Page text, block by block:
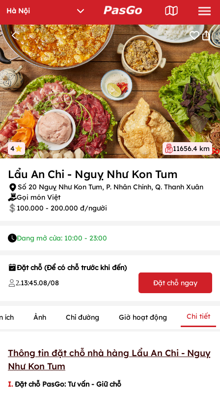
4 11656.4 km
Lẩu An Chi - Nguỵ Như Kon Tum
Số 20 Nguỵ Như Kon Tum, P. Nhân Chính, Q. Thanh Xuân
Gọi món Việt
100.000 - 200.000 đ/người
Đang mở cửa: 10:00 - 23:00
Đặt chỗ (Để có chỗ trước khi đến)
2.13:45.08/08 Đặt chỗ ngay
ích Ảnh Chỉ đường Giờ hoạt động Chi tiết
Thông tin đặt chỗ nhà hàng Lẩu An Chi - Nguỵ
Như Kon Tum
I. Đặt chỗ PasGo: Tư vấn - Giữ chỗ